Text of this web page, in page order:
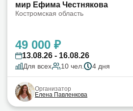
мир Ефима Честнякова
Костромская область
49 000 ₽
13.08.26 - 16.08.26
Для всех 10 чел. 4 дня
Организатор
Елена Павленкова